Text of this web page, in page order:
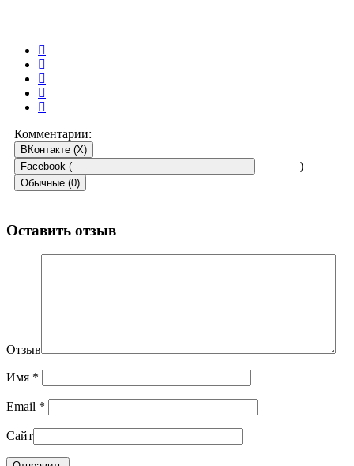
Комментарии:
ВКонтакте (X)
Facebook (
)
Обычные (0)
Оставить отзыв
Отзыв
Имя *
Email *
Сайт